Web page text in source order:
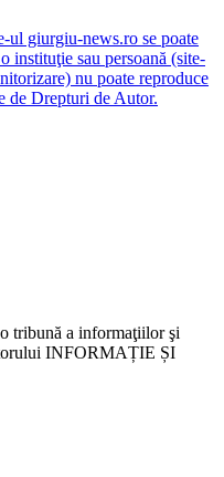
ul giurgiu-news.ro se poate
instituţie sau persoană (site-
nu poate reproduce
de Drepturi de Autor.
tribună a informaţiilor şi
INFORMAȚIE ȘI